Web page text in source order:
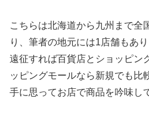
こちらは北海道から九州まで全
り、筆者の地元には1店舗もあ
遠征すれば百貨店とショッピン
ッピングモールなら新規でも比
手に思ってお店で商品を吟味し